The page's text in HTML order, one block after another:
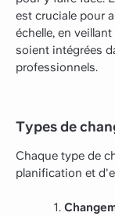
est cruciale pour
échelle, en
soient intégrées
professionnels.
Types de
Chaque type de
planification et